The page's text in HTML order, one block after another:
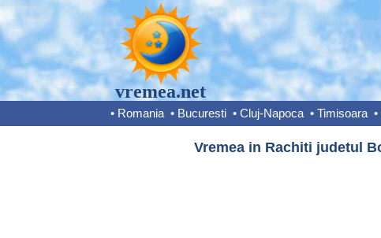
vremea.net
• Romania • Bucuresti • Cluj-Napoca • Timisoara •
Vremea in Rachiti judetul